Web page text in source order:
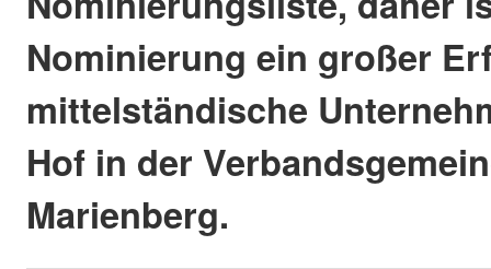
Nominierung ein großer
mittelständische
Hof in der
Marienberg.